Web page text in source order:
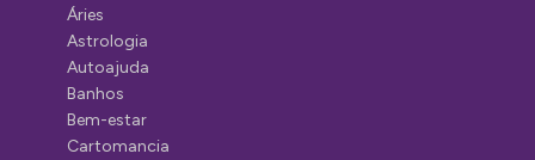
Áries
Astrologia
Autoajuda
Banhos
Bem-estar
Cartomancia